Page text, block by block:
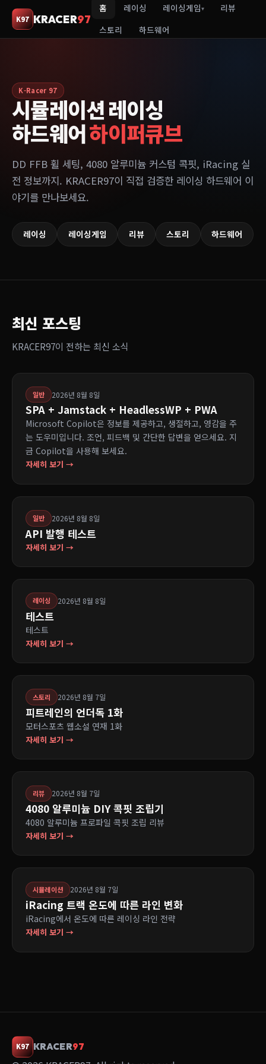
K97 KRACER97
홈 레이싱 레이싱게임▾
리뷰
스토리
하드웨어
K-Racer 97
시뮬레이션 레이싱
하드웨어 하이퍼큐브
DD FFB 휠 세팅, 4080 알루미늄 커스텀 콕핏, iRacing 실
전 정보까지. KRACER97이 직접 검증한 레이싱 하드웨어 이
야기를 만나보세요.
레이싱 레이싱게임 리뷰 스토리 하드웨어
최신 포스팅
KRACER97이 전하는 최신 소식
일반 2026년 8월 8일
SPA + Jamstack + HeadlessWP + PWA
Microsoft Copilot은 정보를 제공하고, 생절하고, 영감을 주
는 도우미입니다. 조언, 피드백 및 간단한 답변을 얻으세요. 지
금 Copilot을 사용해 보세요.
자세히 보기 →
일반 2026년 8월 8일
API 발행 테스트
자세히 보기 →
레이싱 2026년 8월 8일
테스트
테스트
자세히 보기 →
스토리 2026년 8월 7일
피트레인의 언더독 1화
모터스포츠 웹소설 연재 1화
자세히 보기 →
리뷰 2026년 8월 7일
4080 알루미늄 DIY 콕핏 조립기
4080 알루미늄 프로파일 콕핏 조립 리뷰
자세히 보기 →
시뮬레이션 2026년 8월 7일
iRacing 트랙 온도에 따른 라인 변화
iRacing에서 온도에 따른 레이싱 라인 전략
자세히 보기 →
K97 KRACER97